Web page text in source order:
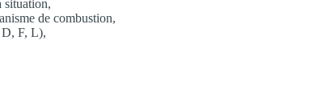
situation,
de combustion,
D, F, L),